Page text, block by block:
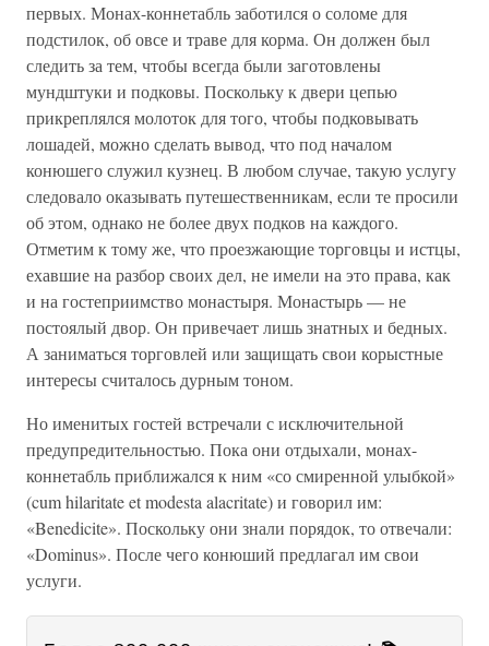
первых. Монах-коннетабль заботился о соломе для
подстилок, об овсе и траве для корма. Он должен был
следить за тем, чтобы всегда были заготовлены
мундштуки и подковы. Поскольку к двери цепью
прикреплялся молоток для того, чтобы подковывать
лошадей, можно сделать вывод, что под началом
конюшего служил кузнец. В любом случае, такую услугу
следовало оказывать путешественникам, если те просили
об этом, однако не более двух подков на каждого.
Отметим к тому же, что проезжающие торговцы и истцы,
ехавшие на разбор своих дел, не имели на это права, как
и на гостеприимство монастыря. Монастырь — не
постоялый двор. Он привечает лишь знатных и бедных.
А заниматься торговлей или защищать свои корыстные
интересы считалось дурным тоном.
Но именитых гостей встречали с исключительной
предупредительностью. Пока они отдыхали, монах-
коннетабль приближался к ним «со смиренной улыбкой»
(cum hilaritate et modesta alacritate) и говорил им:
«Benedicite». Поскольку они знали порядок, то отвечали:
«Dominus». После чего конюший предлагал им свои
услуги.